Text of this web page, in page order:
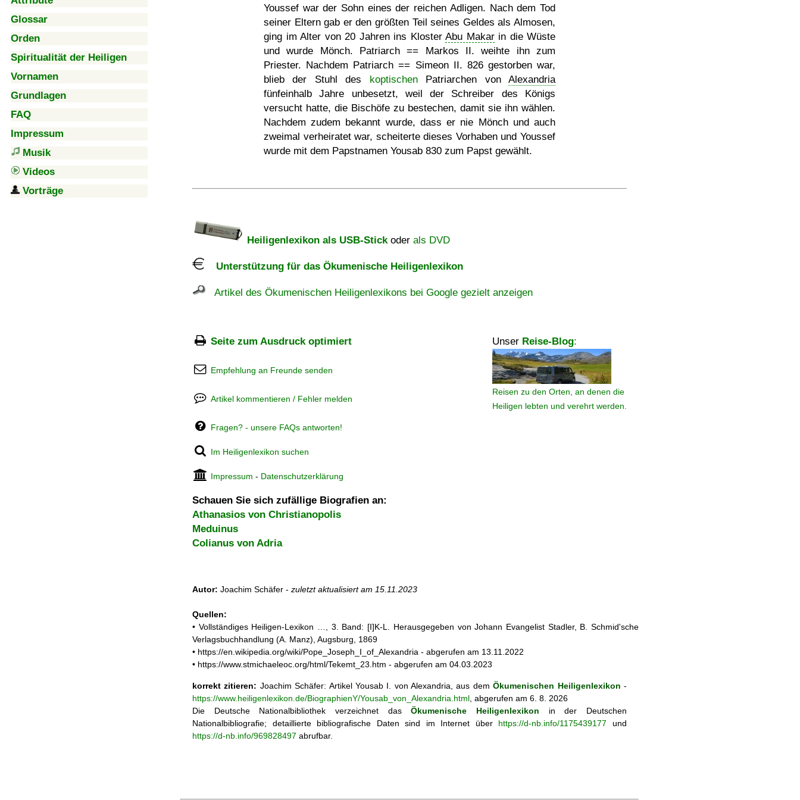
Glossar
Orden
Spiritualität der Heiligen
Vornamen
Grundlagen
FAQ
Impressum
Musik
Videos
Vorträge
Youssef war der Sohn eines der reichen Adligen. Nach dem Tod
seiner Eltern gab er den größten Teil seines Geldes als Almosen,
ging im Alter von 20 Jahren ins Kloster Abu Makarin die Wüste
und wurde Mönch. Patriarch == Markos II. weihte ihn zum
Priester. Nachdem Patriarch == Simeon II. 826 gestorben war,
blieb der Stuhl des koptischenPatriarchen vonAlexandria
fünfeinhalb Jahre unbesetzt, weil der Schreiber des Königs
versucht hatte, die Bischöfe zu bestechen, damit sie ihn wählen.
Nachdem zudem bekannt wurde, dass er nie Mönch und auch
zweimal verheiratet war, scheiterte dieses Vorhaben und Youssef
wurde mit dem Papstnamen Yousab 830 zum Papst gewählt.
Heiligenlexikon als USB-Stickoder als DVD
Unterstützung für das Ökumenische Heiligenlexikon
Artikel des Ökumenischen Heiligenlexikons bei Google gezielt anzeigen
Seite zum Ausdruck optimiert Unser Reise-Blog:
Reisen zu den Orten, an denen die
Heiligen lebten und verehrt werden.
Empfehlung an Freunde senden
Artikel kommentieren / Fehler melden
Fragen? - unsere FAQs antworten!
Im Heiligenlexikon suchen
Impressum - Datenschutzerklärung
Schauen Sie sich zufällige Biografien an:
Athanasios von Christianopolis
Meduinus
Colianus von Adria
Autor: Joachim Schäfer - zuletzt aktualisiert am 15.11.2023
Quellen:
• Vollständiges Heiligen-Lexikon …, 3. Band: [I]K-L. Herausgegeben von Johann Evangelist Stadler, B. Schmid'sche
Verlagsbuchhandlung (A. Manz), Augsburg, 1869
• https://en.wikipedia.org/wiki/Pope_Joseph_I_of_Alexandria - abgerufen am 13.11.2022
• https://www.stmichaeleoc.org/html/Tekemt_23.htm - abgerufen am 04.03.2023
korrekt zitieren: Joachim Schäfer: Artikel Yousab I. von Alexandria, aus demÖkumenischen Heiligenlexikon -
https://www.heiligenlexikon.de/BiographienY/Yousab_von_Alexandria.html , abgerufen am 6. 8. 2026
Die Deutsche Nationalbibliothek verzeichnet dasÖkumenische Heiligenlexikon in der Deutschen
Nationalbibliografie; detaillierte bibliografische Daten sind im Internet über https://d-nb.info/1175439177 und
https://d-nb.info/969828497 abrufbar.